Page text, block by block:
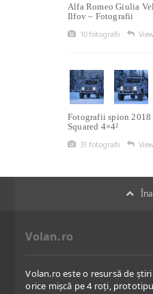
Alfa Romeo Giulia
Ilfov – Fotografii
10 fotografii
Fotografii spion 2018
Squared 4×4²
31 fotografii
Volan.ro
Volan.ro este o resursă de
orice mișcă pe 4 roți,